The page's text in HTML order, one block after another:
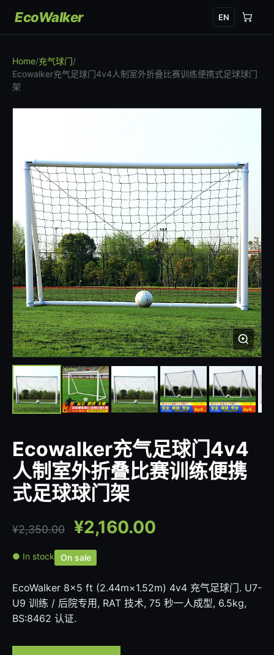
EcoWalker EN
Home/充气球门/
Ecowalker充气足球门4v4人制室外折叠比赛训练便携式足球球门
架
Ecowalker充气足球门4v4
人制室外折叠比赛训练便携
式足球球门架
¥2,350.00 ¥2,160.00
● In stock On sale
EcoWalker 8×5 ft (2.44m×1.52m) 4v4 充气足球门. U7-
U9 训练 / 后院专用, RAT 技术, 75 秒一人成型, 6.5kg,
BS:8462 认证.